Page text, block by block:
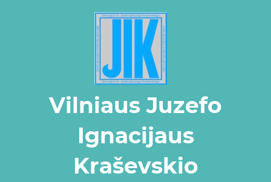
Vilniaus Juzefo
Ignacijaus
Kraševskio